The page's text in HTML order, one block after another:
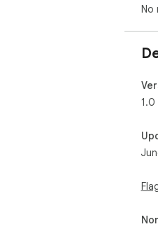
No
1.0